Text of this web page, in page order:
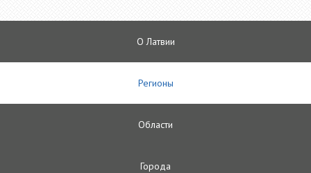
О Латвии
Регионы
Oбласти
Городa